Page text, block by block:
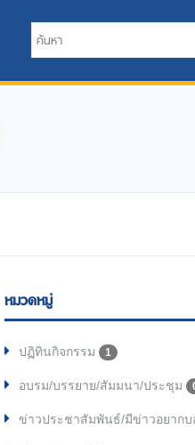
หมวดหมู่
ปฏิทินกิจกรรม 1
อบรม/บรรยาย/สัมมนา/ประชุม
ข่าวประชาสัมพันธ์/มีข่าวอยากบ